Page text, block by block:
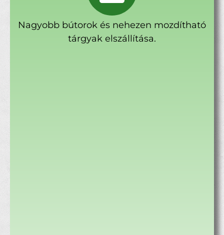
Nagyobb bútorok és nehezen mozdítható
tárgyak elszállítása.